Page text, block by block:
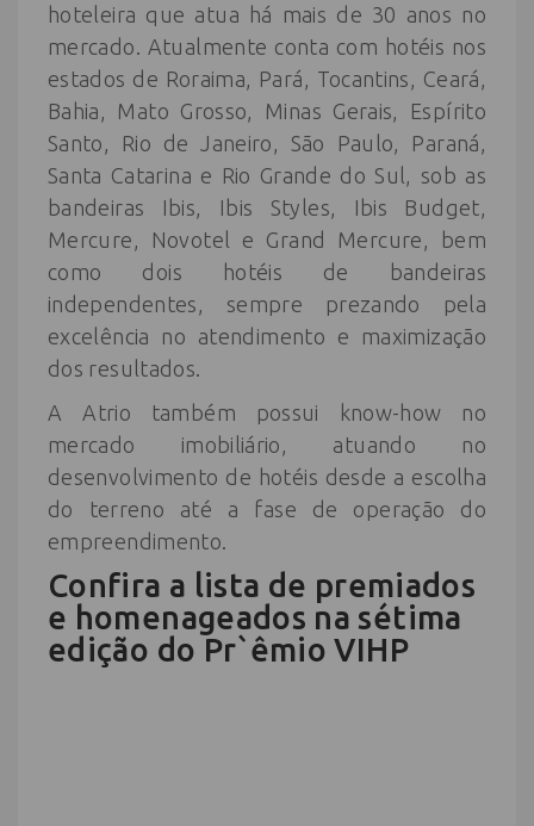
hoteleira que atua há mais de 30 anos no
mercado. Atualmente conta com hotéis nos
estados de Roraima, Pará, Tocantins, Ceará,
Bahia, Mato Grosso, Minas Gerais, Espírito
Santo, Rio de Janeiro, São Paulo, Paraná,
Santa Catarina e Rio Grande do Sul, sob as
bandeiras Ibis, Ibis Styles, Ibis Budget,
Mercure, Novotel e Grand Mercure, bem
como dois hotéis de bandeiras
independentes, sempre prezando pela
excelência no atendimento e maximização
dos resultados.
A Atrio também possui know-how no
mercado imobiliário, atuando no
desenvolvimento de hotéis desde a escolha
do terreno até a fase de operação do
empreendimento.
Confira a lista de premiados
e homenageados na sétima
edição do Pr`êmio VIHP